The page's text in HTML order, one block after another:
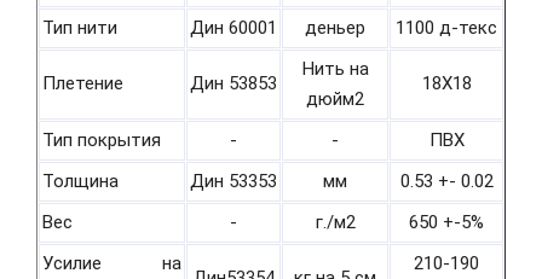
Тип нити Дин 60001 деньер 1100 д-текс
Плетение Дин 53853
Нить на
дюйм2
18Х18
Тип покрытия - -
ПВХ
Толщина
Дин 53353 мм
0.53 +- 0.02
Вес
- г./м2
650 +-5%
Усилие на
210-190